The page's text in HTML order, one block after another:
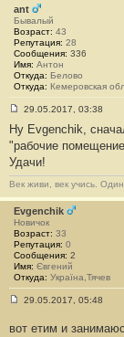
#
1
3
0
3
ant
Бывалый
Возраст: 43
Репутация: 28
Сообщения: 336
Имя: Антон
Откуда: Белово
Откуда: Кемеровская
о
о
б
щ
е
н
е
#
1
3
0
4
29.05.2017, 03:38
Ну Evgenchik,
"рабочие
Удачи!
Век живи, век учись.
Evgenchik
Новичок
Возраст: 33
Репутация: 0
Сообщения: 2
Имя: Євгений
Откуда: Україна,Тячев
о
29.05.2017, 05:48
вот етим и